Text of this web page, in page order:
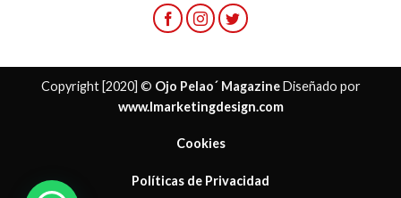
Copyright [2020] © Ojo Pelao´ MagazineDiseñado por
www.lmarketingdesign.com
Cookies
Políticas de Privacidad